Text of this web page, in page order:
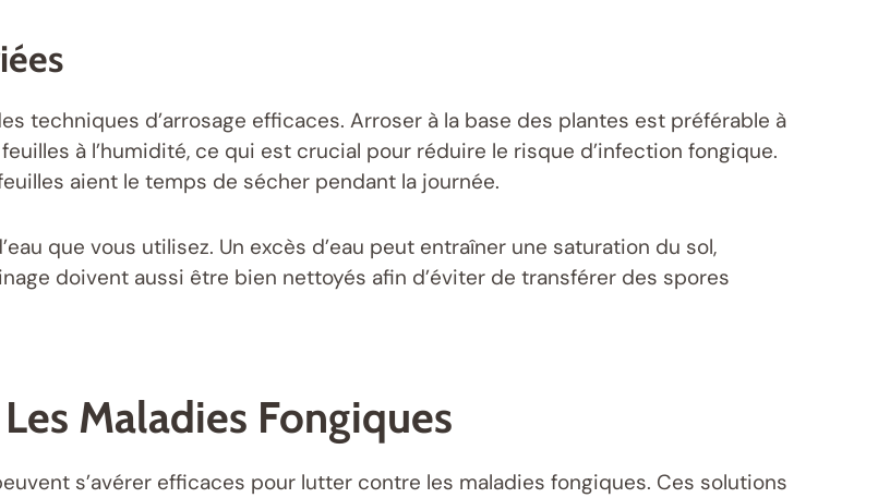
techniques d’arrosage efficaces. Arroser à la base des plantes est préférable à
à l’humidité, ce qui est crucial pour réduire le risque d’infection fongique.
aient le temps de sécher pendant la journée.
que vous utilisez. Un excès d’eau peut entraîner une saturation du sol,
doivent aussi être bien nettoyés afin d’éviter de transférer des spores
Maladies Fongiques
s’avérer efficaces pour lutter contre les maladies fongiques. Ces solutions